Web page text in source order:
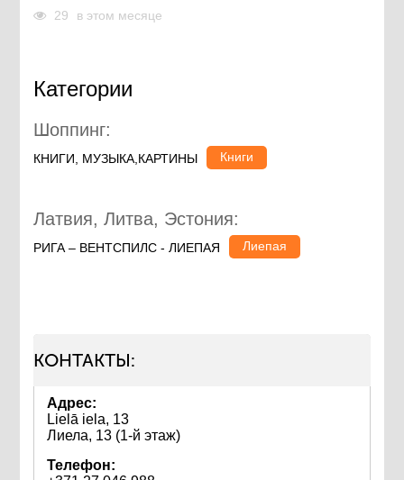
29
в этом месяце
Категории
Шоппинг:
КНИГИ, МУЗЫКА,КАРТИНЫ Книги
Латвия, Литва, Эстония:
РИГА – ВЕНТСПИЛС - ЛИЕПАЯ Лиепая
КОНТАКТЫ:
Адрес:
Lielā iela, 13
Лиела, 13 (1-й этаж)
Телефон: